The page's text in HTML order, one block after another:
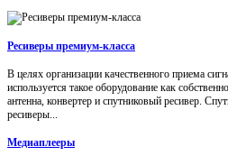
Ресиверы премиум-класса
В целях организации качественного приема
используется такое оборудование как
антенна, конвертер и спутниковый ресивер.
ресиверы...
Медиаплееры